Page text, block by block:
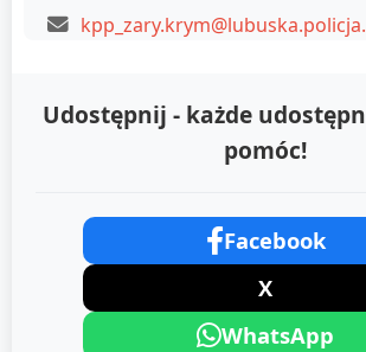
Udostępnij - każde
pomóc!
Facebook
X
WhatsApp